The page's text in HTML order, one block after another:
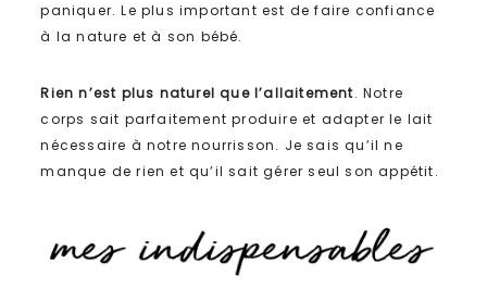
paniquer. Le plus important est de faire confiance
à la nature et à son bébé.
Rien n’est plus naturel que l’allaitement. Notre
corps sait parfaitement produire et adapter le lait
nécessaire à notre nourrisson. Je sais qu’il ne
manque de rien et qu’il sait gérer seul son appétit.